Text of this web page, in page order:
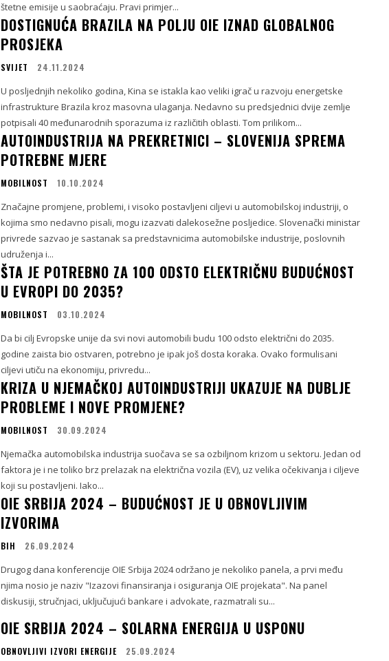
štetne emisije u saobraćaju. Pravi primjer...
DOSTIGNUĆA BRAZILA NA POLJU OIE IZNAD GLOBALNOG
PROSJEKA
SVIJET 24.11.2024
U posljednjih nekoliko godina, Kina se istakla kao veliki igrač u razvoju energetske
infrastrukture Brazila kroz masovna ulaganja. Nedavno su predsjednici dvije zemlje
potpisali 40 međunarodnih sporazuma iz različitih oblasti. Tom prilikom...
AUTOINDUSTRIJA NA PREKRETNICI – SLOVENIJA SPREMA
POTREBNE MJERE
MOBILNOST 10.10.2024
Značajne promjene, problemi, i visoko postavljeni ciljevi u automobilskoj industriji, o
kojima smo nedavno pisali, mogu izazvati dalekosežne posljedice. Slovenački ministar
privrede sazvao je sastanak sa predstavnicima automobilske industrije, poslovnih
udruženja i...
ŠTA JE POTREBNO ZA 100 ODSTO ELEKTRIČNU BUDUĆNOST
U EVROPI DO 2035?
MOBILNOST 03.10.2024
Da bi cilj Evropske unije da svi novi automobili budu 100 odsto električni do 2035.
godine zaista bio ostvaren, potrebno je ipak još dosta koraka. Ovako formulisani
ciljevi utiču na ekonomiju, privredu...
KRIZA U NJEMAČKOJ AUTOINDUSTRIJI UKAZUJE NA DUBLJE
PROBLEME I NOVE PROMJENE?
MOBILNOST 30.09.2024
Njemačka automobilska industrija suočava se sa ozbiljnom krizom u sektoru. Jedan od
faktora je i ne toliko brz prelazak na električna vozila (EV), uz velika očekivanja i ciljeve
koji su postavljeni. Iako...
OIE SRBIJA 2024 – BUDUĆNOST JE U OBNOVLJIVIM
IZVORIMA
BIH 26.09.2024
Drugog dana konferencije OIE Srbija 2024 održano je nekoliko panela, a prvi među
njima nosio je naziv "Izazovi finansiranja i osiguranja OIE projekata". Na panel
diskusiji, stručnjaci, uključujući bankare i advokate, razmatrali su...
OIE SRBIJA 2024 – SOLARNA ENERGIJA U USPONU
OBNOVLJIVI IZVORI ENERGIJE 25.09.2024